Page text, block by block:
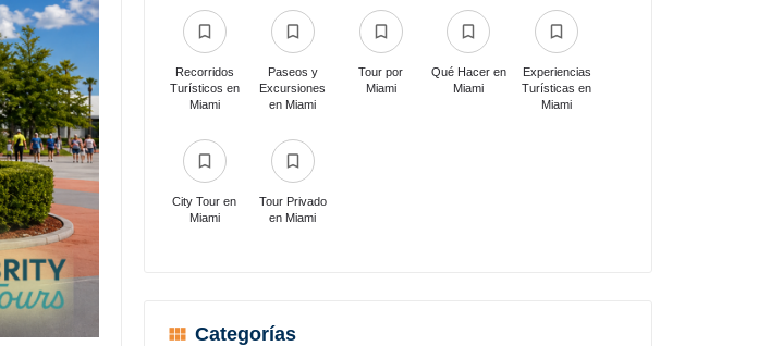
Recorridos
Turísticos en
Miami
Paseos y
Excursiones
en Miami
Tour por
Miami
Qué Hacer en
Miami
Experiencias
Turísticas en
Miami
City Tour en
Miami
Tour Privado
en Miami
Categorías